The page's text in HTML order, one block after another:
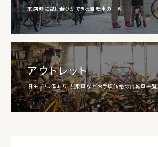
来店時に試し乗りができる自転車の一覧
アウトレット
旧モデル、傷あり、試乗車などお手頃価格の自転車一覧